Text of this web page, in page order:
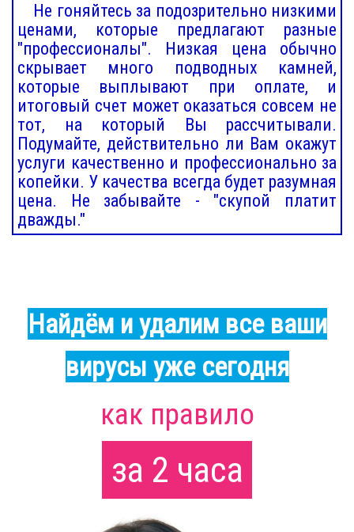
Не гоняйтесь за подозрительно низкими
ценами, которые предлагают разные
"профессионалы". Низкая цена обычно
скрывает много подводных камней,
которые выплывают при оплате, и
итоговый счет может оказаться совсем не
тот, на который Вы рассчитывали.
Подумайте, действительно ли Вам окажут
услуги качественно и профессионально за
копейки. У качества всегда будет разумная
цена. Не забывайте - "скупой платит
дважды."
Найдём и удалим все ваши
вирусы уже сегодня
как правило
за 2 часа